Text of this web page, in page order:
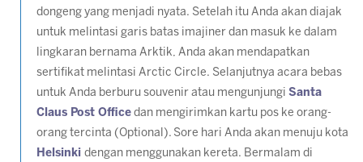
dongeng yang menjadi nyata. Setelah itu Anda akan diajak
untuk melintasi garis batas imajiner dan masuk ke dalam
lingkaran bernama Arktik, Anda akan mendapatkan
sertifikat melintasi Arctic Circle. Selanjutnya acara bebas
untuk Anda berburu souvenir atau mengunjungi Santa
Claus Post Office dan mengirimkan kartu pos ke orang-
orang tercinta (Optional ). Sore hari Anda akan menuju kota
Helsinki dengan menggunakan kereta. Bermalam di